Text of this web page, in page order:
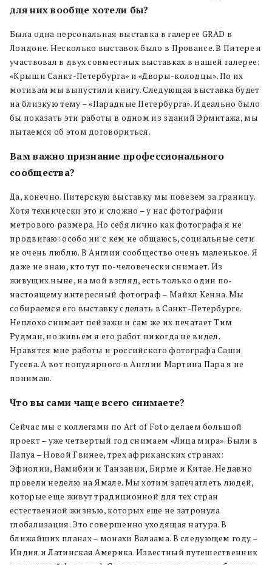
для них вообще хотели бы?
Была одна персональная выставка в галерее GRAD в
Лондоне. Несколько выставок было в Провансе. В Питере я
участвовал в двух совместных выставках в нашей галерее:
«Крыши Санкт-Петербурга» и «Дворы-колодцы». По их
мотивам мы выпустили книгу. Следующая выставка будет
на близкую тему – «Парадные Петербурга». Идеально было
бы показать эти работы в одном из зданий Эрмитажа, мы
пытаемся об этом договориться.
Вам важно признание профессионального
сообщества?
Да, конечно. Питерскую выставку мы повезем за границу.
Хотя технически это и сложно – у нас фотографии
метрового размера. Но себя лично как фотографа я не
продвигаю: особо ни с кем не общаюсь, социальные сети
не очень люблю. В Англии сообщество очень маленькое. Я
даже не знаю, кто тут по-человечески снимает. Из
живущих ныне, на мой взгляд, есть только один по-
настоящему интересный фотограф – Майкл Кенна. Мы
собираемся его выставку сделать в Санкт-Петербурге.
Неплохо снимает пейзажи и сам же их печатает Тим
Рудман, но живьем я его работ никогда не видел.
Нравятся мне работы и российского фотографа Саши
Гусева. А вот популярного в Англии Мартина Пара я не
понимаю.
Что вы сами чаще всего снимаете?
Сейчас мы с коллегами по Art of Foto делаем большой
проект – уже четвертый год снимаем «Лица мира». Были в
Папуа – Новой Гвинее, трех африканских странах:
Эфиопии, Намибии и Танзании, Бирме и Китае. Недавно
провели неделю на Ямале. Мы хотим запечатлеть людей,
которые еще живут традиционной для тех стран
естественной жизнью, которых еще не затронула
глобализация. Это совершенно уходящая натура. В
ближайших планах – монахи Валаама. В следующем году –
Индия и Латинская Америка. Известный путешественник